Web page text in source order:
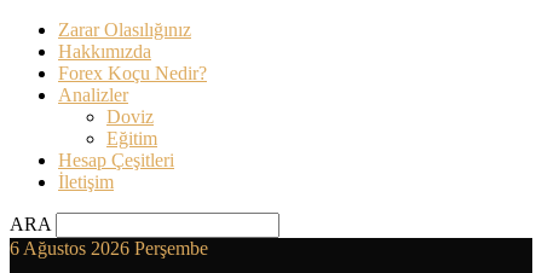
Zarar Olasılığınız
Hakkımızda
Forex Koçu Nedir?
Analizler
Doviz
Eğitim
Hesap Çeşitleri
İletişim
ARA
6 Ağustos 2026 Perşembe